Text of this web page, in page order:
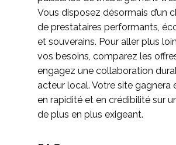
Vous disposez désormais d’un
de prestataires performants,
et souverains. Pour aller plus
vos besoins, comparez les
engagez une collaboration
acteur local. Votre site gagnera
en rapidité et en crédibilité sur
de plus en plus exigeant.